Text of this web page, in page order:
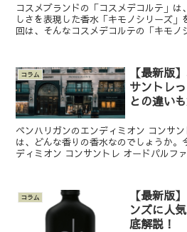
コスメブランドの「コスメデコルテ」
しさを表現した香水「キモノシリーズ
回は、そんなコスメデコルテの「キモノ
コラム
【最新版
サントレ
との違い
ペンハリガンのエンディミオン コンサ
は、どんな香りの香水なのでしょうか。
ディミオン コンサントレ オードパルフ
コラム
【最新版
ンズに人
底解説！